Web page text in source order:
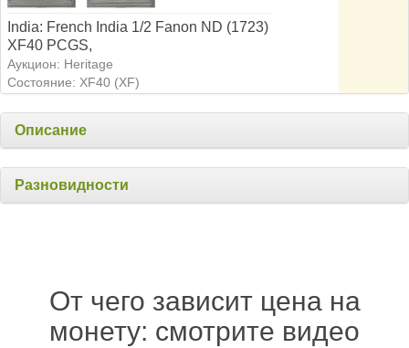
India: French India 1/2 Fanon ND (1723)
XF40 PCGS,
Аукцион: Heritage
Состояние: XF40 (XF)
Описание
Разновидности
От чего зависит цена на
монету: смотрите видео